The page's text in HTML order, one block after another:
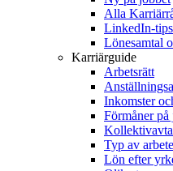
Alla
LinkedIn-tips
Lönesamtal
Karriärguide
Arbetsrätt
Inkomster
Förmåner på
Typ av arbete
Lön efter